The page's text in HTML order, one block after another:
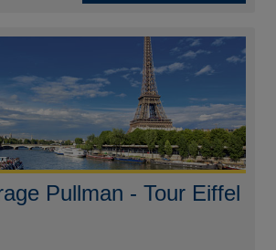
Pullman - Tour Eiffel